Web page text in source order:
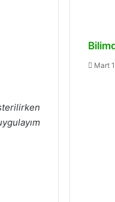
Mart